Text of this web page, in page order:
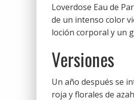
Loverdose Eau de
de un intenso color
loción corporal y un
Versiones
Un año después se
roja y florales de